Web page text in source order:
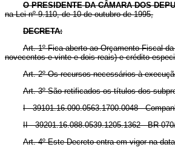
O PRESIDENTE DA CÂMARA DOS
na Lei nº 9.110, de 10 de outubro de 1995,
DECRETA:
Art. 1º Fica aberto ao Orçamento Fiscal
novecentos e vinte e dois reais) e crédito
Art. 2º Os recursos necessários à
Art. 3º São retificados os títulos dos
I - 39101.16.090.0563.1700.0048 -
II - 39201.16.088.0539.1205.1362 - BR-
Art. 4º Este Decreto entra em vigor na